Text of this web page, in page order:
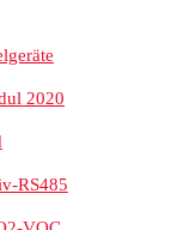
2020
RS485